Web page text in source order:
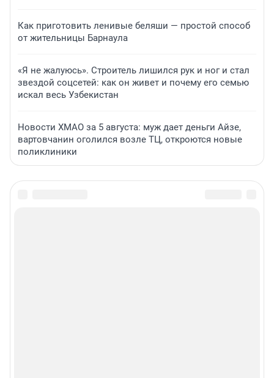
Как приготовить ленивые беляши — простой способ
от жительницы Барнаула
«Я не жалуюсь». Строитель лишился рук и ног и стал
звездой соцсетей: как он живет и почему его семью
искал весь Узбекистан
Новости ХМАО за 5 августа: муж дает деньги Айзе,
вартовчанин оголился возле ТЦ, откроются новые
поликлиники